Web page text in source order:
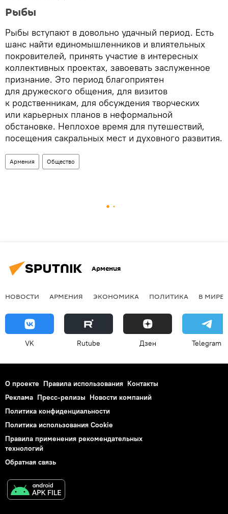
Рыбы
Рыбы вступают в довольно удачный период. Есть
шанс найти единомышленников и влиятельных
покровителей, принять участие в интересных
коллективных проектах, завоевать заслуженное
признание. Это период благоприятен
для дружеского общения, для визитов
к родственникам, для обсуждения творческих
или карьерных планов в неформальной
обстановке. Неплохое время для путешествий,
посещения сакральных мест и духовного развития.
Армения Общество
Армения
НОВОСТИ АРМЕНИЯ ЭКОНОМИКА ПОЛИТИКА В МИРЕ
VK Rutube Дзен Telegram
О проекте Правила использования Контакты
Реклама Пресс-релизы Новости компаний
Политика конфиденциальности
Политика использования Cookie
Правила применения рекомендательных
технологий
Обратная связь